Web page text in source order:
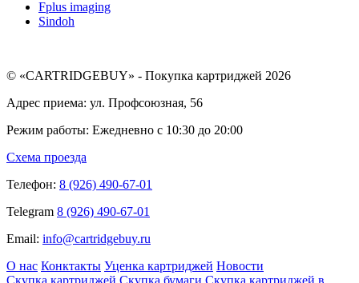
Fplus imaging
Sindoh
© «CARTRIDGEBUY» - Покупка картриджей 2026
Адрес приема: ул. Профсоюзная, 56
Режим работы: Ежедневно с 10:30 до 20:00
Схема проезда
Телефон: 8 (926) 490-67-01
Telegram 8 (926) 490-67-01
Email: info@cartridgebuy.ru
О нас Конктакты Уценка картриджей Новости
Скупка картриджей Скупка бумаги Скупка картриджей в